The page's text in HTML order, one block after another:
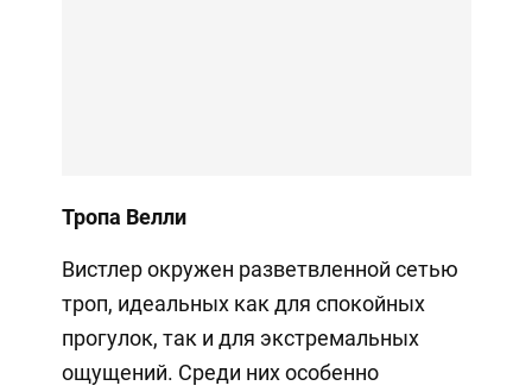
Тропа Велли
Вистлер окружен разветвленной сетью
троп, идеальных как для спокойных
прогулок, так и для экстремальных
ощущений. Среди них особенно